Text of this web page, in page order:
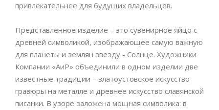
привлекательнее для будущих владельцев.
Представленное изделие – это сувенирное яйцо с
древней символикой, изображающее самую важную
для планеты и землян звезду - Солнце. Художники
Компании «АиР» объединили в одном изделии две
известные традиции – златоустовское искусство
гравюры на металле и древнее искусство славянской
писанки. В узоре заложена мощная символика: в